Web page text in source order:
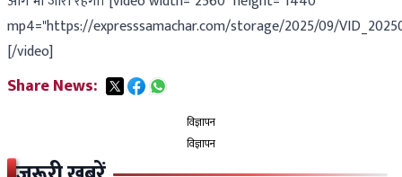
mp4="https://expresssamachar.com/storage/2025/09/
[/video]
Share News:
विज्ञापन
विज्ञापन